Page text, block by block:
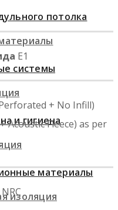
изоляция
потолка
системы
и гигиена
материалы
E1
+ No Infill)
Acoustic Fleece) as per